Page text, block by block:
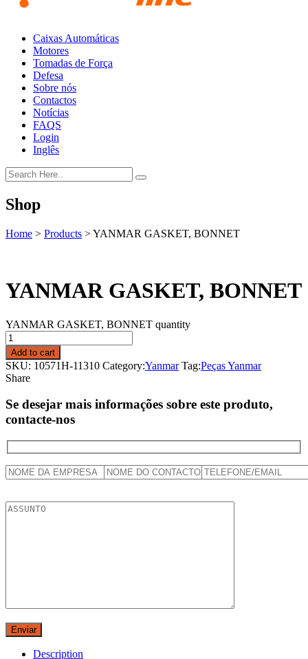
Caixas Automáticas
Motores
Tomadas de Força
Defesa
Sobre nós
Contactos
Notícias
FAQS
Login
Inglês
Shop
Home > Products >YANMAR GASKET, BONNET
YANMAR GASKET, BONNET
YANMAR GASKET, BONNET quantity
Add to cart
SKU: 10571H-11310 Category:Yanmar Tag:Peças Yanmar
Share
Se desejar mais informações sobre este produto,
contacte-nos
Description